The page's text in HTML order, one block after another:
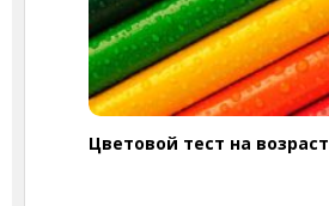
Цветовой тест на возраст